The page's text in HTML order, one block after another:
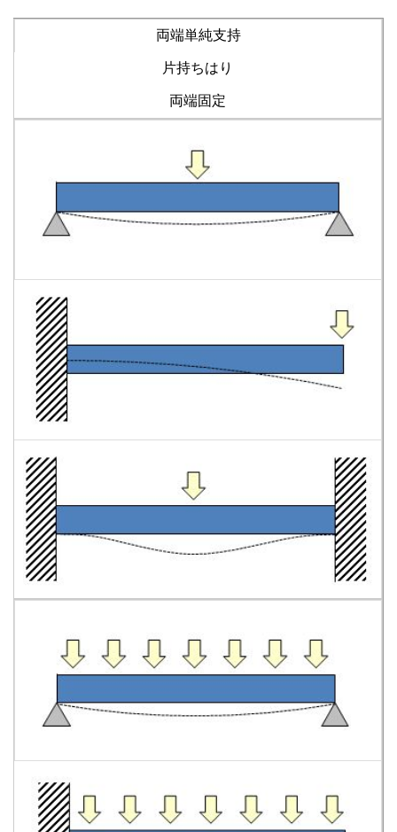
両端単純支持
片持ちはり
両端固定